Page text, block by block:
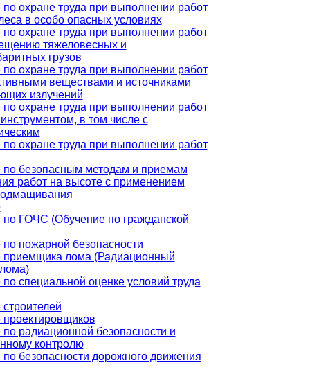
охране труда при выполнении работ
в особо опасных условиях
охране труда при выполнении работ
тяжеловесных и
грузов
охране труда при выполнении работ
веществами и источниками
излучений
охране труда при выполнении работ
в том числе с
охране труда при выполнении работ
по безопасным методам и приемам
работ на высоте с применением
по ГОЧС (Обучение по гражданской
пожарной безопасности
приемщика лома (Радиационный
специальной оценке условий труда
радиационной безопасности и
контролю
безопасности дорожного движения